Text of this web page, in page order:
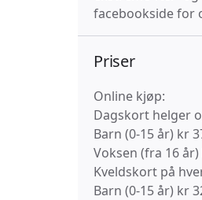
facebookside for
Priser
Online kjøp:
Dagskort helger
Barn (0-15 år) kr
Voksen (fra 16
Kveldskort på
Barn (0-15 år) kr